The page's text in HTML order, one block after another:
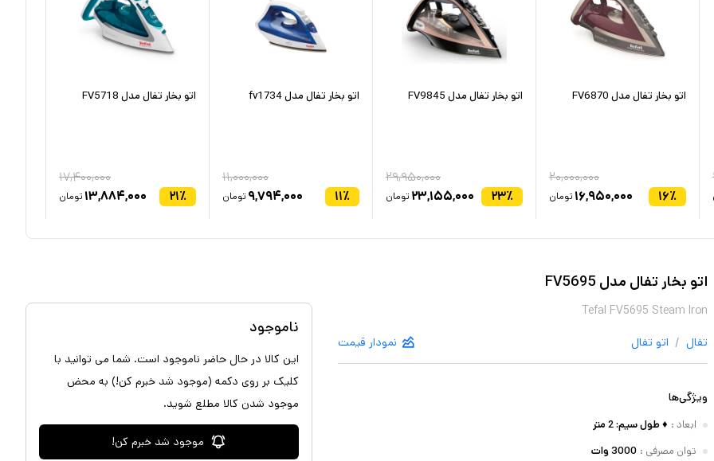
اتو بخار تفال مدل FV6870
۱۶٪
۲۰,۰۰۰,۰۰۰
۱۶,۹۵۰,۰۰۰ تومان
اتو بخار تفال مدل FV9845
۲۳٪
۲۹,۹۵۰,۰۰۰
۲۳,۱۵۵,۰۰۰ تومان
اتو بخار تفال مدل fv1734
۱۱٪
۱۱,۰۰۰,۰۰۰
۹,۷۹۴,۰۰۰ تومان
اتو بخار تفال مدل FV5718
۲۱٪
۱۷,۴۰۰,۰۰۰
۱۳,۸۸۴,۰۰۰ تومان
اتو بخار تفال مدل FV5695
Tefal FV5695 Steam Iron
تفال / اتو تفال نمودار قیمت
ویژگی‌ها
ابعاد : ♦ طول سیم: 2 متر
توان مصرفی : 3000 وات
ناموجود
این کالا در حال حاضر ناموجود است. شما می توانید با
کلیک بر روی دکمه (موجود شد خبرم کن!) به محض
موجود شدن کالا مطلع شوید.
موجود شد خبرم کن!